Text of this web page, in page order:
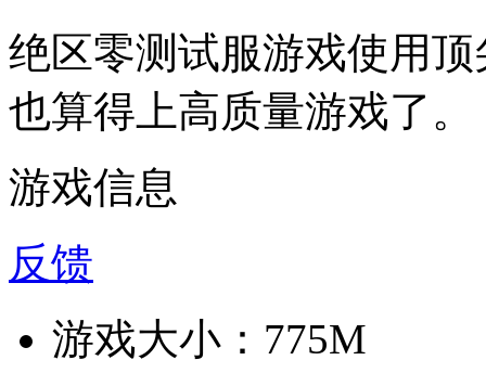
绝区零测试服游戏使用
也算得上高质量游戏了。
游戏信息
反馈
游戏大小： 775M